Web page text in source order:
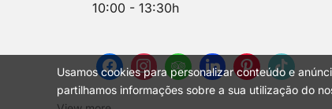
10:00 - 13:30h
Usamos cookies para personalizar conteúdo e
partilhamos informações sobre a sua utilização do